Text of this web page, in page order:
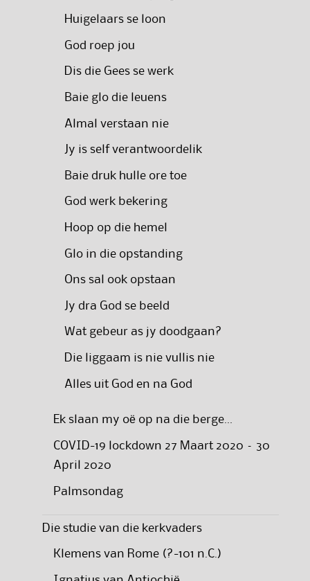
Huigelaars se loon
God roep jou
Dis die Gees se werk
Baie glo die leuens
Almal verstaan nie
Jy is self verantwoordelik
Baie druk hulle ore toe
God werk bekering
Hoop op die hemel
Glo in die opstanding
Ons sal ook opstaan
Jy dra God se beeld
Wat gebeur as jy doodgaan?
Die liggaam is nie vullis nie
Alles uit God en na God
Ek slaan my oë op na die berge…
COVID-19 lockdown 27 Maart 2020 – 30
April 2020
Palmsondag
Die studie van die kerkvaders
Klemens van Rome (?-101 n.C.)